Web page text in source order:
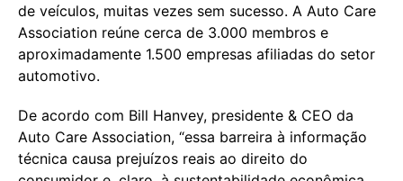
de veículos, muitas vezes sem sucesso. A Auto Care
Association reúne cerca de 3.000 membros e
aproximadamente 1.500 empresas afiliadas do setor
automotivo.
De acordo com Bill Hanvey, presidente & CEO da
Auto Care Association, “essa barreira à informação
técnica causa prejuízos reais ao direito do